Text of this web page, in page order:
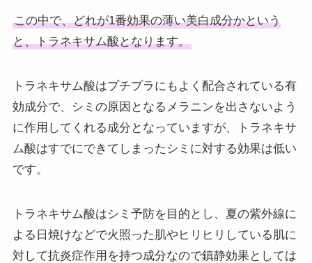
この中で、どれが1番効果の薄い美白成分かという
と、トラネキサム酸となります。
トラネキサム酸はプチプラにもよく配合されている有
効成分で、シミの原因となるメラニンを出さないよう
に作用してくれる成分となっていますが、トラネキサ
ム酸はすでにできてしまったシミに対する効果は低い
です。
トラネキサム酸はシミ予防を目的とし、夏の紫外線に
よる日焼けなどで火照った肌やヒリヒリしている肌に
対して抗炎症作用を持つ成分なので鎮静効果としては